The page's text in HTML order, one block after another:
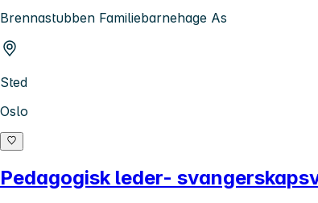
Brennastubben Familiebarnehage As
Sted
Oslo
Pedagogisk leder-